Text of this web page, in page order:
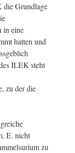
die Grundlage
in eine
hatten und
ILEK steht
zu der die
E. nicht
zu